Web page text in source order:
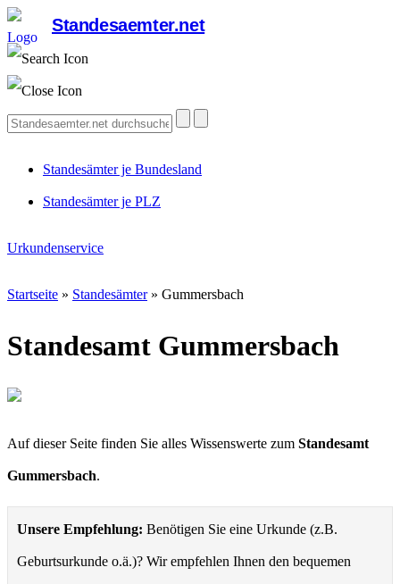
Standesaemter.net
Standesämter je Bundesland
Standesämter je PLZ
Urkundenservice
Startseite » Standesämter» Gummersbach
Standesamt Gummersbach
Auf dieser Seite finden Sie alles Wissenswerte zum Standesamt
Gummersbach.
Unsere Empfehlung: Benötigen Sie eine Urkunde (z.B.
Geburtsurkunde o.ä.)? Wir empfehlen Ihnen den bequemen